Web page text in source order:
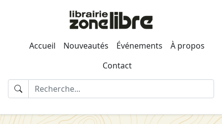
Accueil Nouveautés Événements
À propos
Contact